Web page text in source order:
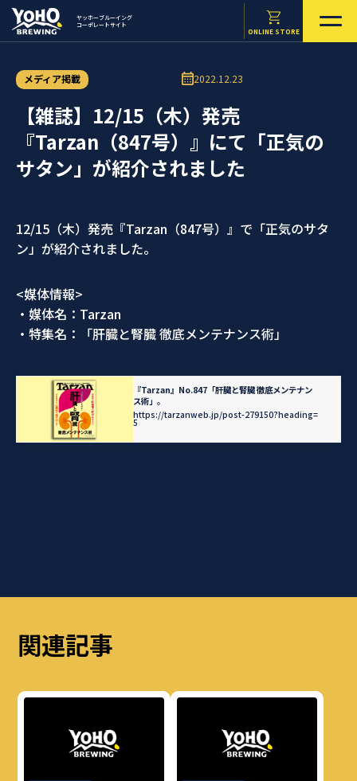
ヤッホーブルーイング
コーポレートサイト
ONLINE STORE
メディア掲載 2022.12.23
【雑誌】12/15（木）発売
『Tarzan（847号）』にて「正気の
サタン」が紹介されました
12/15（木）発売『Tarzan（847号）』で「正気のサタ
ン」が紹介されました。
<媒体情報>
・媒体名：Tarzan
・特集名：「肝臓と腎臓 徹底メンテナンス術」
『Tarzan』No.847「肝臓と腎臓 徹底メンテナン
ス術」。
https://tarzanweb.jp/post-279150?heading=
5
関連記事